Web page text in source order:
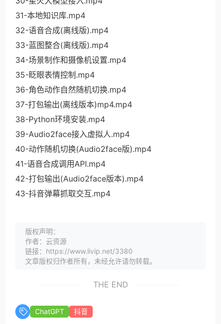
31-本地知识库.mp4
32-语音合成(离线版).mp4
33-蓝图整合(离线版).mp4
34-场景制作和摄像机设置.mp4
35-眨眼表情控制.mp4
36-角色动作自然随机切换.mp4
37-打包输出(离线版本)mp4.mp4
38-Python环境安装.mp4
39-Audio2face接入虚拟人.mp4
40-动作随机切换(Audio2face版).mp4
41-语音合成调用API.mp4
42-打包输出(Audio2face版本).mp4
43-抖音弹幕抓取交互.mp4
版权声明：
作者：云资源
链接：https://www.livip.net/3380
文章版权归作者所有，未经允许请勿转载。
THE END
ChatGPT 抖音